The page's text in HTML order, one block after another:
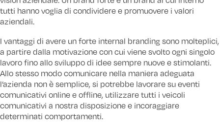
tutti hanno voglia di condividere e promuovere i valori
aziendali.
I vantaggi di avere un forte internal branding sono molteplici,
a partire dalla motivazione con cui viene svolto ogni singolo
lavoro fino allo sviluppo di idee sempre nuove e stimolanti.
Allo stesso modo comunicare nella maniera adeguata
l’azienda non è semplice, si potrebbe lavorare su eventi
comunicativi online e offline, utilizzare tutti i veicoli
comunicativi a nostra disposizione e incoraggiare
determinati comportamenti.